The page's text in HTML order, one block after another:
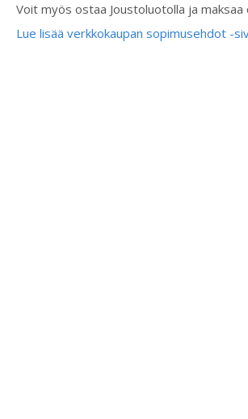
Voit myös ostaa Joustoluotolla ja
Lue lisää verkkokaupan sopimusehdot -